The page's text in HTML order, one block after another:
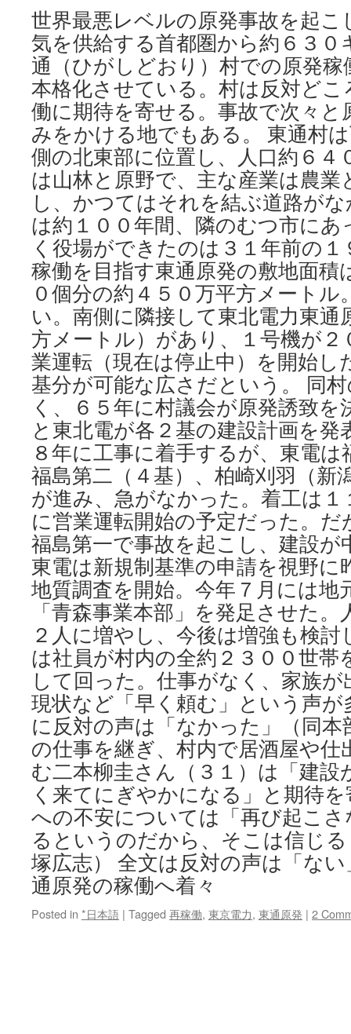
of
via
The
世界最悪レベルの原発事故を起こ
気を供給する首都圏から約６３０
通（ひがしどおり）村での原発
本格化させている。村は反対ど
働に期待を寄せる。事故で次々と
みをかける地でもある。 東通村
側の北東部に位置し、人口約６４
は山林と原野で、主な産業は農業
し、かつてはそれを結ぶ道路が
は約１００年間、隣のむつ市に
く役場ができたのは３１年前の
稼働を目指す東通原発の敷地面積
０個分の約４５０万平方メートル
い。南側に隣接して東北電力東通
方メートル）があり、１号機が２
業運転（現在は停止中）を開始し
基分が可能な広さだという。 同
く、６５年に村議会が原発誘致を
と東北電が各２基の建設計画を発
８年に工事に着手するが、東電は
福島第二（４基）、柏崎刈羽（新
が進み、急がなかった。着工は１
に営業運転開始の予定だった。
福島第一で事故を起こし、建設が
東電は新規制基準の申請を視野に
地質調査を開始。今年７月には地
「青森事業本部」を発足させた
２人に増やし、今後は増強も検
は社員が村内の全約２３００世帯
して回った。仕事がなく、家族
現状など「早く頼む」という声
に反対の声は「なかった」（同
の仕事を継ぎ、村内で居酒屋や仕
む二本柳圭さん（３１）は「建設
く来てにぎやかになる」と期待
への不安については「再び起こ
るというのだから、そこは信じ
塚広志） 全文は反対の声は「な
通原発の稼働へ着々
Posted in *日本語 | Tagged 再稼働, 東京電力, 東通原発 | 2